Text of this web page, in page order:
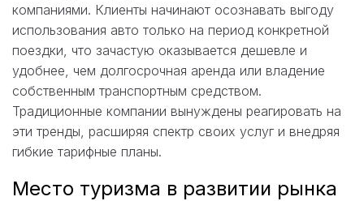
компаниями. Клиенты начинают осознавать выгоду
использования авто только на период конкретной
поездки, что зачастую оказывается дешевле и
удобнее, чем долгосрочная аренда или владение
собственным транспортным средством.
Традиционные компании вынуждены реагировать на
эти тренды, расширяя спектр своих услуг и внедряя
гибкие тарифные планы.
Место туризма в развитии рынка